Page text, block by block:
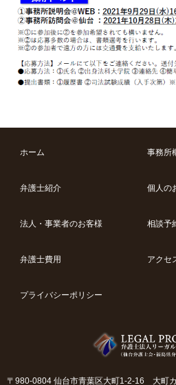
ホーム 事務所
弁護士紹介 個人の
法人・事業者のお客様 相談予
弁護士費用 アクセ
プライバシーポリシー
〒980-0804 仙台市青葉区大町1-2-16 大町